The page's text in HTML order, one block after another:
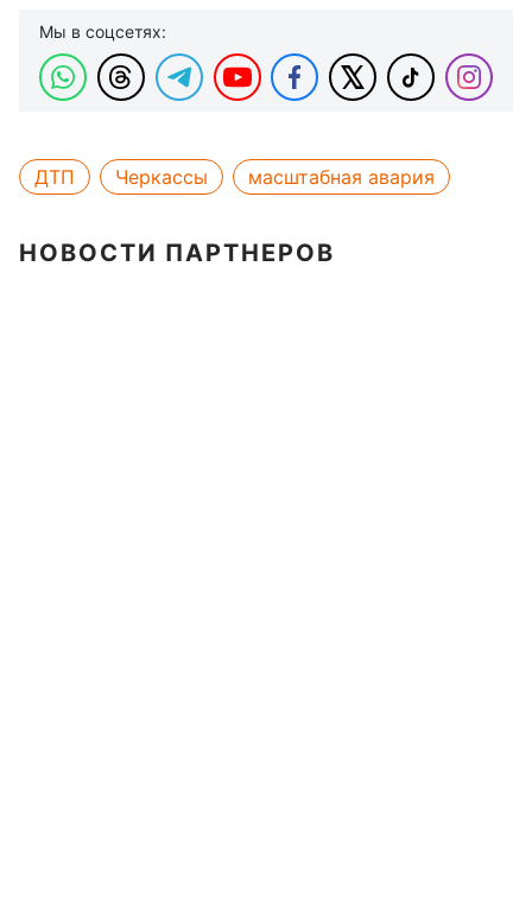
Мы в соцсетях:
ДТП Черкассы масштабная авария
НОВОСТИ ПАРТНЕРОВ